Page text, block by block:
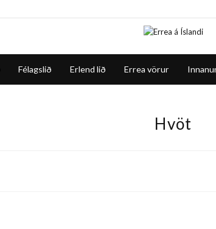
Félagslið Erlend lið Errea vörur
Hvöt